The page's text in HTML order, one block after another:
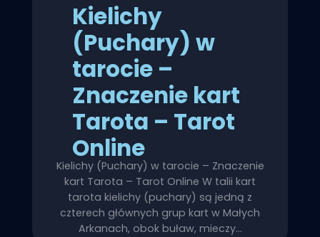
Kielichy
(Puchary) w
tarocie –
Znaczenie kart
Tarota – Tarot
Online
Kielichy (Puchary) w tarocie – Znaczenie
kart Tarota – Tarot Online W talii kart
tarota kielichy (puchary) są jedną z
czterech głównych grup kart w Małych
Arkanach, obok buław, mieczy…